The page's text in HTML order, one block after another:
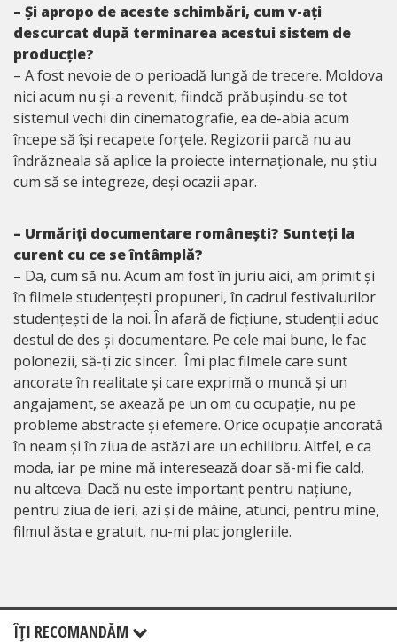
– Și apropo de aceste schimbări, cum v-ați
descurcat după terminarea acestui sistem de
producție?
– A fost nevoie de o perioadă lungă de trecere. Moldova
nici acum nu și-a revenit, fiindcă prăbușindu-se tot
sistemul vechi din cinematografie, ea de-abia acum
începe să își recapete forțele. Regizorii parcă nu au
îndrăzneala să aplice la proiecte internaționale, nu știu
cum să se integreze, deși ocazii apar.
– Urmăriți documentare românești? Sunteți la
curent cu ce se întâmplă?
– Da, cum să nu. Acum am fost în juriu aici, am primit și
în filmele studențești propuneri, în cadrul festivalurilor
studențești de la noi. În afară de ficțiune, studenții aduc
destul de des și documentare. Pe cele mai bune, le fac
polonezii, să-ți zic sincer. Îmi plac filmele care sunt
ancorate în realitate și care exprimă o muncă și un
angajament, se axează pe un om cu ocupație, nu pe
probleme abstracte și efemere. Orice ocupație ancorată
în neam și în ziua de astăzi are un echilibru. Altfel, e ca
moda, iar pe mine mă interesează doar să-mi fie cald,
nu altceva. Dacă nu este important pentru națiune,
pentru ziua de ieri, azi și de mâine, atunci, pentru mine,
filmul ăsta e gratuit, nu-mi plac jongleriile.
ÎŢI RECOMANDĂM